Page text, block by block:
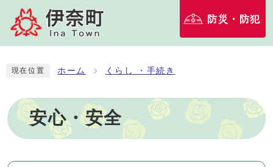
防災・防犯
現在位置 ホーム くらし ・手続き
安心・安全